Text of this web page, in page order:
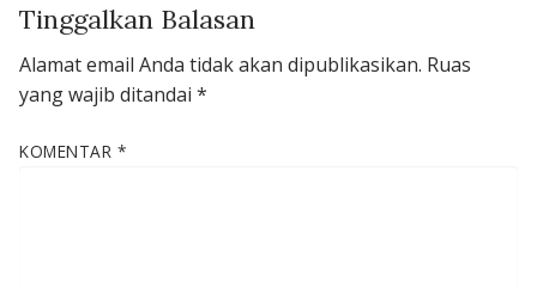
Tinggalkan Balasan
Alamat email Anda tidak akan dipublikasikan. Ruas
yang wajib ditandai *
KOMENTAR *